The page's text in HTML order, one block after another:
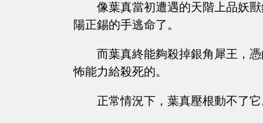
像葉真當初遭遇的天階上品妖
陽正錫的手逃命了。
而葉真終能夠殺掉銀角犀王，
怖能力給殺死的。
正常情況下，葉真壓根動不了